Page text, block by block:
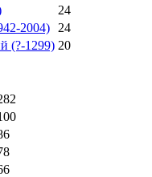
24
2004)
24
(?-1299) 20